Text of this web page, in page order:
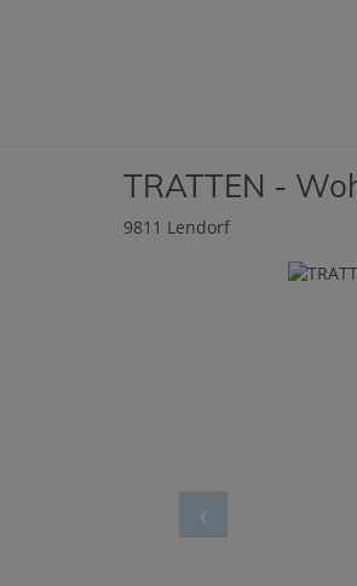
TRATTEN -
9811 Lendorf